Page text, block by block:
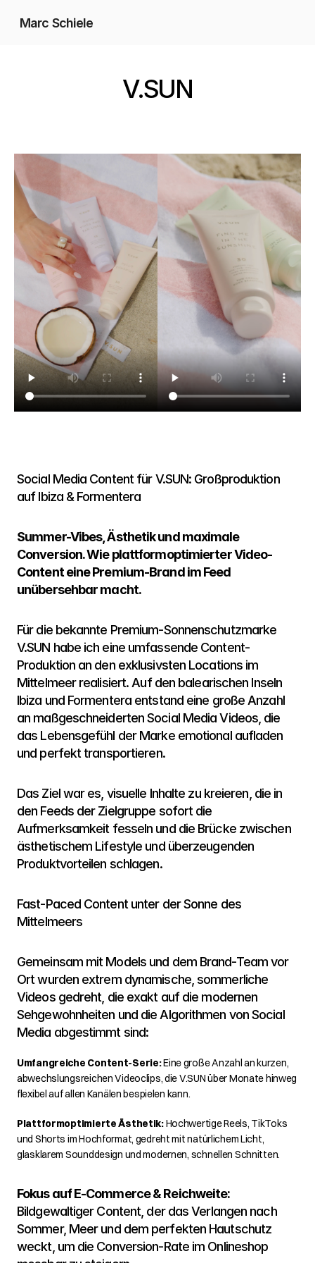
Marc Schiele
Hochzeiten
Kontakt
V.SUN
Social Media Content für V.SUN: Großproduktion
auf Ibiza & Formentera
Summer-Vibes, Ästhetik und maximale
Conversion. Wie plattformoptimierter Video-
Content eine Premium-Brand im Feed
unübersehbar macht.
Für die bekannte Premium-Sonnenschutzmarke
V.SUN habe ich eine umfassende Content-
Produktion an den exklusivsten Locations im
Mittelmeer realisiert. Auf den balearischen Inseln
Ibiza und Formentera entstand eine große Anzahl
an maßgeschneiderten Social Media Videos, die
das Lebensgefühl der Marke emotional aufladen
und perfekt transportieren.
Das Ziel war es, visuelle Inhalte zu kreieren, die in
den Feeds der Zielgruppe sofort die
Aufmerksamkeit fesseln und die Brücke zwischen
ästhetischem Lifestyle und überzeugenden
Produktvorteilen schlagen.
Fast-Paced Content unter der Sonne des
Mittelmeers
Gemeinsam mit Models und dem Brand-Team vor
Ort wurden extrem dynamische, sommerliche
Videos gedreht, die exakt auf die modernen
Sehgewohnheiten und die Algorithmen von Social
Media abgestimmt sind:
Umfangreiche Content-Serie: Eine große Anzahl an kurzen,
abwechslungsreichen Videoclips, die V.SUN über Monate hinweg
flexibel auf allen Kanälen bespielen kann.
Plattformoptimierte Ästhetik: Hochwertige Reels, TikToks
und Shorts im Hochformat, gedreht mit natürlichem Licht,
glasklarem Sounddesign und modernen, schnellen Schnitten.
Fokus auf E-Commerce & Reichweite:
Bildgewaltiger Content, der das Verlangen nach
Sommer, Meer und dem perfekten Hautschutz
weckt, um die Conversion-Rate im Onlineshop